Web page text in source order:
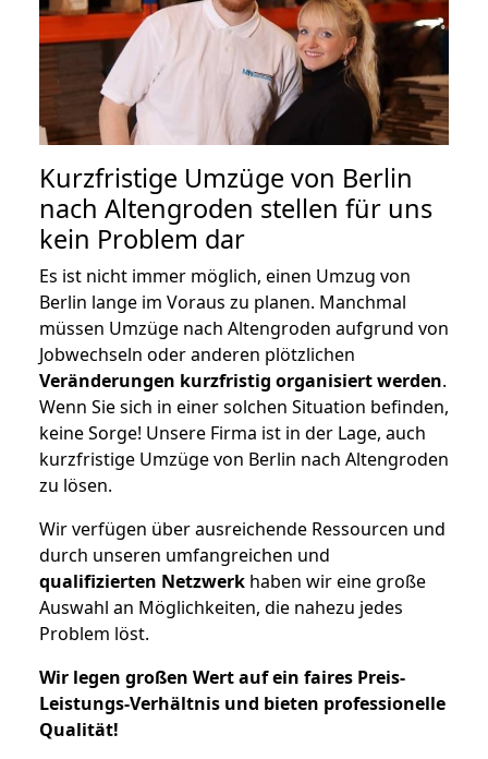
Kurzfristige Umzüge von Berlin
nach Altengroden stellen für uns
kein Problem dar
Es ist nicht immer möglich, einen Umzug von
Berlin lange im Voraus zu planen. Manchmal
müssen Umzüge nach Altengroden aufgrund von
Jobwechseln oder anderen plötzlichen
Veränderungen kurzfristig organisiert werden.
Wenn Sie sich in einer solchen Situation befinden,
keine Sorge! Unsere Firma ist in der Lage, auch
kurzfristige Umzüge von Berlin nach Altengroden
zu lösen.
Wir verfügen über ausreichende Ressourcen und
durch unseren umfangreichen und
qualifizierten Netzwerk haben wir eine große
Auswahl an Möglichkeiten, die nahezu jedes
Problem löst.
Wir legen großen Wert auf ein faires Preis-
Leistungs-Verhältnis und bieten professionelle
Qualität!